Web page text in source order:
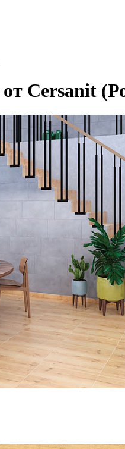
Cersanit